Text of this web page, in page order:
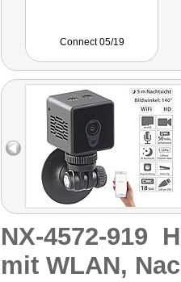
Connect 05/19
NX-4572-919
mit WLAN,